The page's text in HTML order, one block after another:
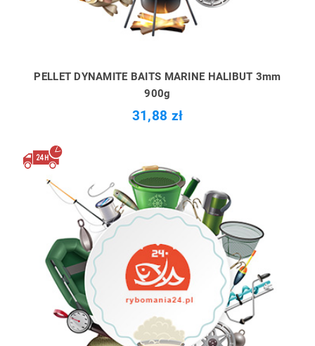
PELLET DYNAMITE BAITS MARINE HALIBUT 3mm
900g
31,88 zł